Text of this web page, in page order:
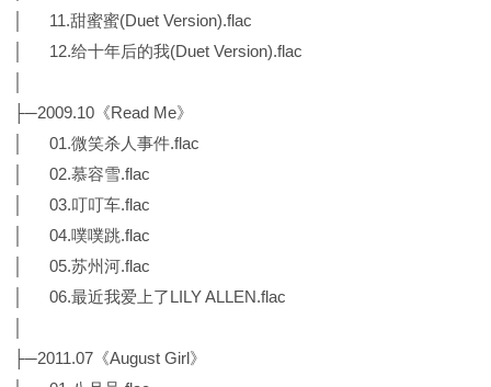
│ 11.甜蜜蜜(Duet Version).flac
│ 12.给十年后的我(Duet Version).flac
├─2009.10《Read Me》
│ 01.微笑杀人事件.flac
│ 02.慕容雪.flac
│ 03.叮叮车.flac
│ 04.噗噗跳.flac
│ 05.苏州河.flac
│ 06.最近我爱上了LILY ALLEN.flac
├─2011.07《August Girl》